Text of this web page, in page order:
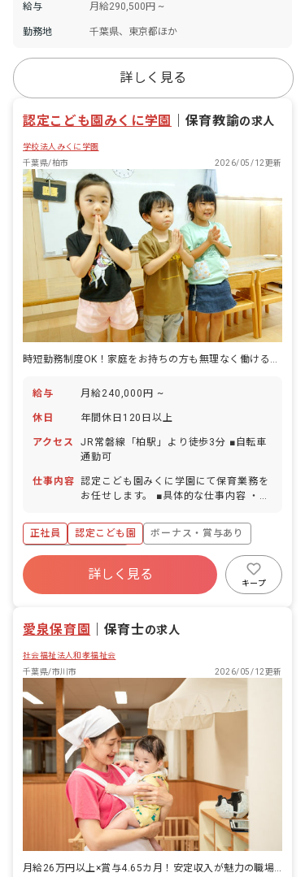
給与 月給290,500円 ~
勤務地 千葉県、東京都ほか
詳しく見る
認定こども園みくに学園 保育教諭の求人
学校法人みくに学園
千葉県/柏市
2026/05/12更新
時短勤務制度OK！家庭をお持ちの方も無理なく働ける職場ですよ
給与 月給240,000円 ~
休日 年間休日120日以上
アクセス
JR常磐線「柏駅」より徒歩3分 ■自転車
通勤可
仕事内容 認定こども園みくに学園にて保育業務を
お任せします。 ■具体的な仕事内容 ・乳
正社員
認定こども園
ボーナス・賞与あり
年間休日120日以上
寮・住宅・家賃補助あり
社会保険完備
残業少なめ
詳しく見る
キープ
愛泉保育園 保育士の求人
社会福祉法人和孝福祉会
千葉県/市川市
2026/05/12更新